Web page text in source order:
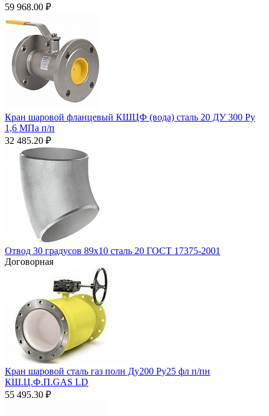
59 968.00 ₽
Кран шаровой фланцевый КШЦФ (вода) сталь 20 ДУ 300 Ру
1,6 МПа п/п
32 485.20 ₽
Отвод 30 градусов 89х10 сталь 20 ГОСТ 17375-2001
Договорная
Кран шаровой сталь газ полн Ду200 Ру25 фл п/пн
КШ.Ц.Ф.П.GAS LD
55 495.30 ₽